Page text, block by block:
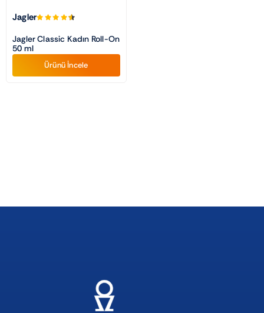
Jagler
Jagler Classic Kadın Roll-On
50 ml
Ürünü İncele